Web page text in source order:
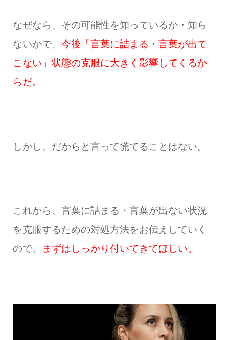
なぜなら、その可能性を知っているか・知ら
ないかで、 今後「言葉に詰まる・言葉が出て
こない」状態の克服に大きく影響してくるか
らだ。
しかし、だからと言って慌てることはない。
これから、言葉に詰まる・言葉が出ない状況
を克服するための対処方法をお伝えしていく
ので、
まずはしっかり付いてきてほしい。